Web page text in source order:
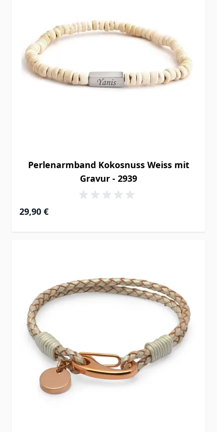
Perlenarmband Kokosnuss Weiss mit
Gravur - 2939
29,90 €